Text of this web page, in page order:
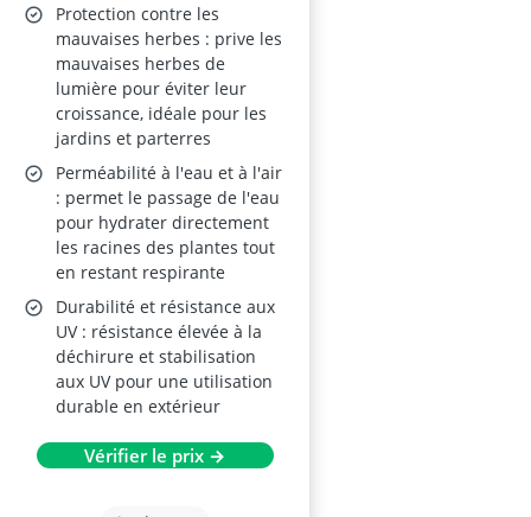
Protection contre les
mauvaises herbes : prive les
mauvaises herbes de
lumière pour éviter leur
croissance, idéale pour les
jardins et parterres
Perméabilité à l'eau et à l'air
: permet le passage de l'eau
pour hydrater directement
les racines des plantes tout
en restant respirante
Durabilité et résistance aux
UV : résistance élevée à la
déchirure et stabilisation
aux UV pour une utilisation
durable en extérieur
Vérifier le prix →